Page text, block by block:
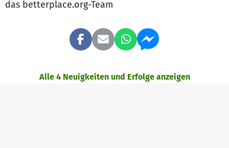
das betterplace.org-Team
Alle 4 Neuigkeiten und Erfolge anzeigen